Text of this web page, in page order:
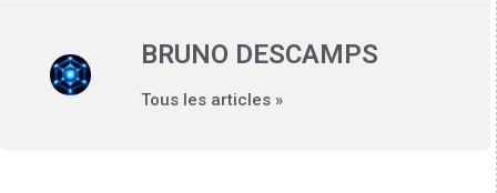
BRUNO DESCAMPS
Tous les articles »